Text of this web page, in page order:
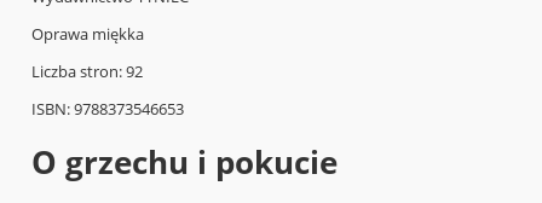
Oprawa miękka
Liczba stron: 92
ISBN: 9788373546653
O grzechu i pokucie